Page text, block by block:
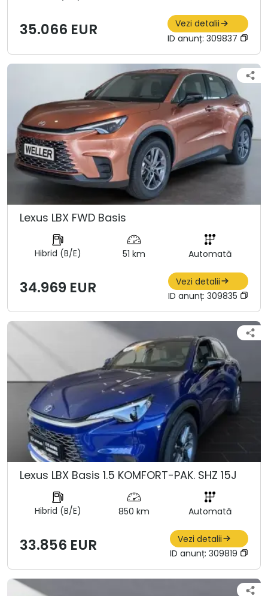
35.066 EUR
Vezi detalii
ID anunț: 309837
Lexus LBX FWD Basis
Hibrid (B/E) 51 km Automată
34.969 EUR
Vezi detalii
ID anunț: 309835
Lexus LBX Basis 1.5 KOMFORT-PAK. SHZ 15J
Hibrid (B/E) 850 km Automată
33.856 EUR
Vezi detalii
ID anunț: 309819